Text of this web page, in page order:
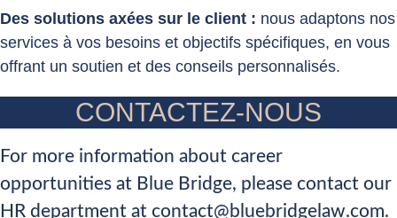
Des solutions axées sur le client : nous adaptons nos
services à vos besoins et objectifs spécifiques, en vous
offrant un soutien et des conseils personnalisés.
CONTACTEZ-NOUS
For more information about career
opportunities at Blue Bridge, please contact our
HR department at contact@bluebridgelaw.com.